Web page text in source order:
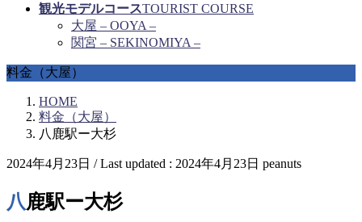
観光モデルコースTOURIST COURSE
大屋 – OOYA –
関宮 – SEKINOMIYA –
料金（大屋）
HOME
料金（大屋）
八鹿駅ー大杉
2024年4月23日 / Last updated : 2024年4月23日 peanuts
八鹿駅ー大杉